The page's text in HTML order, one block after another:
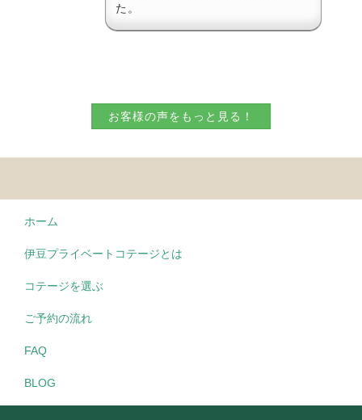
た。
お客様の声をもっと見る！
ホーム
伊豆プライベートコテージとは
コテージを選ぶ
ご予約の流れ
FAQ
BLOG